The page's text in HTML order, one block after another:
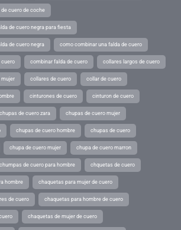
cuero de coche
de cuero negra para fiesta
de cuero negra como combinar una falda de cuero
cuero combinar falda de cuero collares largos de cuero
mujer collares de cuero collar de cuero
cinturones de cuero cinturon de cuero
chupas de cuero zara chupas de cuero mujer
chupas de cuero hombre chupas de cuero
chupa de cuero mujer chupa de cuero marron
chumpas de cuero para hombre chquetas de cuero
hombre chaquetas para mujer de cuero
de cuero chaquetas para hombre de cuero
chaquetas de mujer de cuero